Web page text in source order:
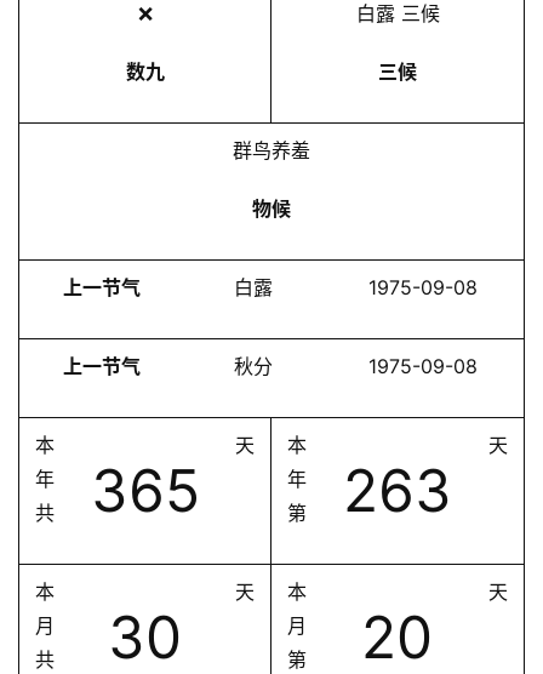
❌
数九
白露 三候
三候
群鸟养羞
物候
上一节气 白露 1975-09-08
上一节气 秋分 1975-09-08
本
年
共
365
天
本
年
第
263
天
本
月
共
30
天
本
月
第
20
天